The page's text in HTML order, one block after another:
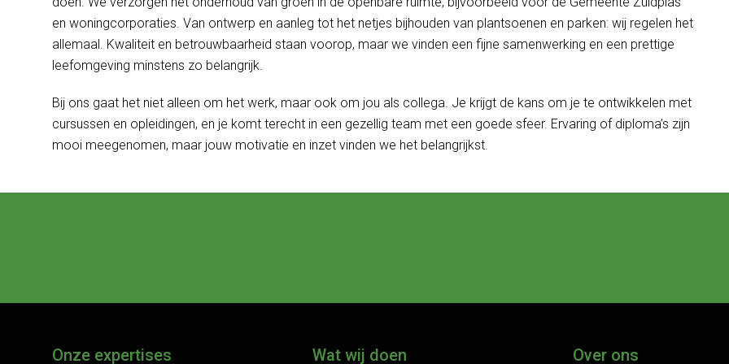
en woningcorporaties. Van ontwerp en aanleg tot het netjes bijhouden van plantsoenen en parken: wij regelen het
allemaal. Kwaliteit en betrouwbaarheid staan voorop, maar we vinden een fijne samenwerking en een prettige
leefomgeving minstens zo belangrijk.
Bij ons gaat het niet alleen om het werk, maar ook om jou als collega. Je krijgt de kans om je te ontwikkelen met
cursussen en opleidingen, en je komt terecht in een gezellig team met een goede sfeer. Ervaring of diploma’s zijn
mooi meegenomen, maar jouw motivatie en inzet vinden we het belangrijkst.
Onze expertises Wat wij doen Over ons